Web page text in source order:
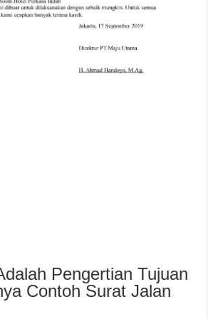
Pengertian Tujuan
Contoh Surat Jalan